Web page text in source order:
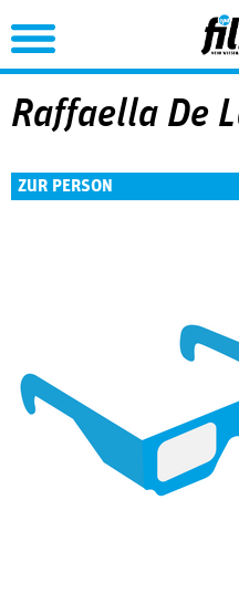
Jump
Raffaella De
ZUR PERSON